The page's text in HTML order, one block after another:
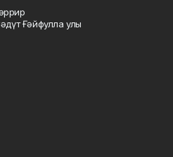
Ғәйфулла улы